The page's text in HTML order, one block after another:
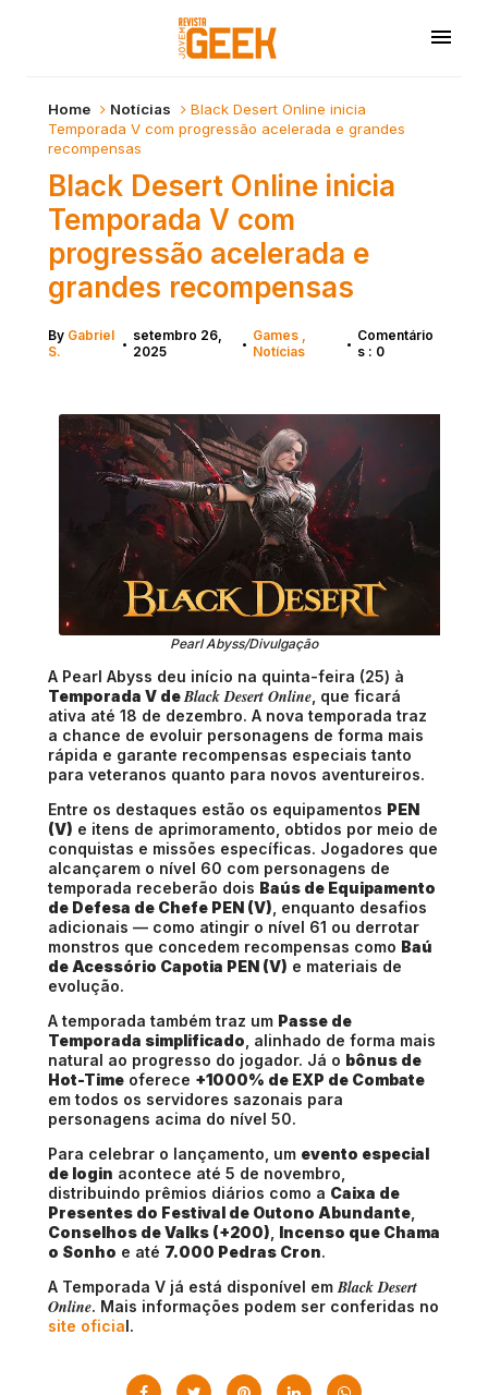
Home Notícias
Black Desert Online inicia
Temporada V com progressão acelerada e grandes
recompensas
Black Desert Online inicia
Temporada V com
progressão acelerada e
grandes recompensas
By Gabriel
S.
• setembro 26,
2025
• Games
Notícias
• Comentário
s : 0
Pearl Abyss/Divulgação
A Pearl Abyss deu início na quinta-feira (25) à
Temporada V deBlack Desert Online , que ficará
ativa até 18 de dezembro. A nova temporada traz
a chance de evoluir personagens de forma mais
rápida e garante recompensas especiais tanto
para veteranos quanto para novos aventureiros.
Entre os destaques estão os equipamentos PEN
(V) e itens de aprimoramento, obtidos por meio de
conquistas e missões específicas. Jogadores que
alcançarem o nível 60 com personagens de
temporada receberão dois Baús de Equipamento
de Defesa de Chefe PEN (V) , enquanto desafios
adicionais — como atingir o nível 61 ou derrotar
monstros que concedem recompensas como Baú
de Acessório Capotia PEN (V) e materiais de
evolução.
A temporada também traz um Passe de
Temporada simplificado , alinhado de forma mais
natural ao progresso do jogador. Já o bônus de
Hot-Time oferece +1000% de EXP de Combate
em todos os servidores sazonais para
personagens acima do nível 50.
Para celebrar o lançamento, um evento especial
de login acontece até 5 de novembro,
distribuindo prêmios diários como a Caixa de
Presentes do Festival de Outono Abundante
Conselhos de Valks (+200) Incenso que Chama
o Sonho e até 7.000 Pedras Cron.
A Temporada V já está disponível em Black Desert
Online. Mais informações podem ser conferidas no
site oficial.